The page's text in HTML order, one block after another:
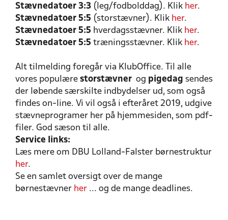
Stævnedatoer 3:3 (leg/fodbolddag). Klik her.
Stævnedatoer 5:5 (storstævner). Klik her.
Stævnedatoer 5:5 hverdagsstævner. Klik her.
Stævnedatoer 5:5 træningsstævner. Klik her.
Alt tilmelding foregår via KlubOffice. Til alle
vores populære storstævner og pigedag sendes
der løbende særskilte indbydelser ud, som også
findes on-line. Vi vil også i efteråret 2019, udgive
stævneprogramer her på hjemmesiden, som pdf-
filer. God sæson til alle.
Service links:
Læs mere om DBU Lolland-Falster børnestruktur
her.
Se en samlet oversigt over de mange
børnestævner her ... og de mange deadlines.